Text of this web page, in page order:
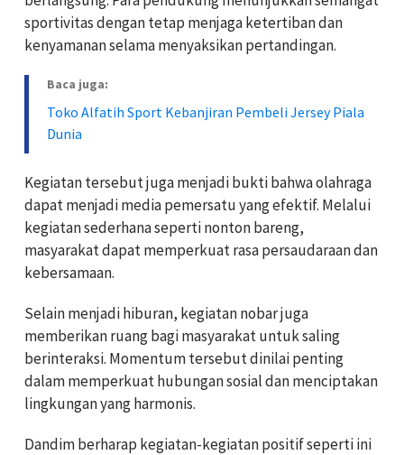
sportivitas dengan tetap menjaga ketertiban dan
kenyamanan selama menyaksikan pertandingan.
Baca juga:
Toko Alfatih Sport Kebanjiran Pembeli Jersey Piala
Dunia
Kegiatan tersebut juga menjadi bukti bahwa olahraga
dapat menjadi media pemersatu yang efektif. Melalui
kegiatan sederhana seperti nonton bareng,
masyarakat dapat memperkuat rasa persaudaraan dan
kebersamaan.
Selain menjadi hiburan, kegiatan nobar juga
memberikan ruang bagi masyarakat untuk saling
berinteraksi. Momentum tersebut dinilai penting
dalam memperkuat hubungan sosial dan menciptakan
lingkungan yang harmonis.
Dandim berharap kegiatan-kegiatan positif seperti ini